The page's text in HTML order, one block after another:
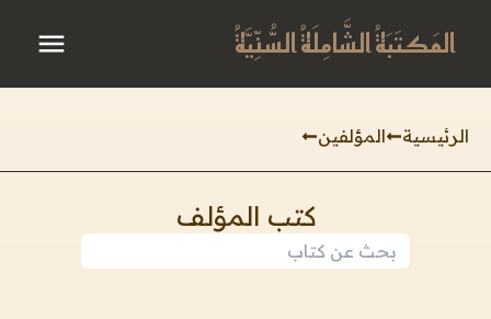
المَكتَبَةُ الشَّامِلَةُ السُّنِّيَّةُ
الرئيسية المؤلفين
كتب المؤلف